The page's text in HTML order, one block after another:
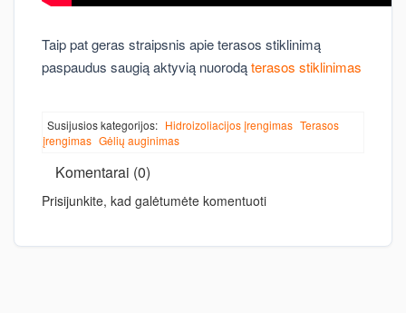
Taip pat geras straipsnis apie terasos stiklinimą
paspaudus saugią aktyvią nuorodąterasos stiklinimas
Susijusios kategorijos: Hidroizoliacijos įrengimas Terasos
įrengimas Gėlių auginimas
Komentarai (0)
Prisijunkite, kad galėtumėte komentuoti